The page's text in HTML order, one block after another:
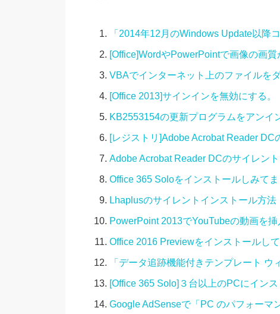
「2014年12月のWindows Update以降
[Office]WordやPowerPointで画像の画
VBAでインターネット上のファイルを
[Office 2013]サインインを無効にする。
KB2553154の更新プログラムをアンイ
[レジストリ]Adobe Acrobat Reader DC
Adobe Acrobat Reader DCのサイレン
Office 365 Soloをインストールしみてま
Lhaplusのサイレントインストール方法
PowerPoint 2013でYouTubeの動画を挿
Office 2016 Previewをインストールして
「データ追跡機能付きテンプレート ウ
[Office 365 Solo]３台以上のPCにイン
Google AdSenseで「PC のパフォーマ